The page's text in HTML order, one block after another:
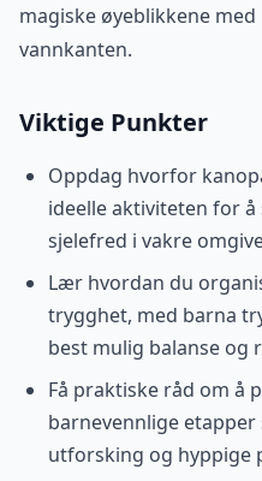
magiske øyeblikkene
vannkanten.
Viktige Punkter
Oppdag hvorfor
ideelle aktiviteten for
sjelefred i vakre
Lær hvordan du
trygghet, med barna
best mulig balanse og
Få praktiske råd om å
barnevennlige
utforsking og hyppige